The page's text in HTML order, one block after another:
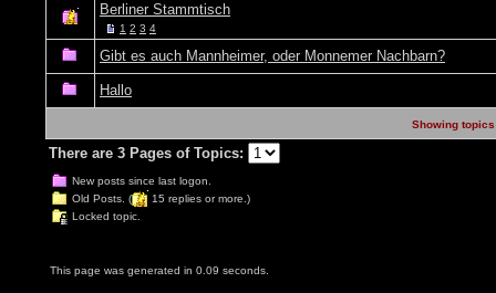
Berliner Stammtisch
1 2 3 4
Gibt es auch Mannheimer, oder Monnemer Nachbarn?
Hallo
Showing
There are 3 Pages of Topics:
New posts since last logon.
Old Posts. (
15 replies or more.)
Locked topic.
This page was generated in 0.09 seconds.